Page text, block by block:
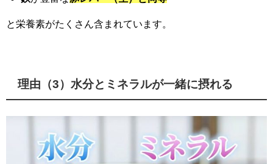
と栄養素がたくさん含まれています。
理由（3）水分とミネラルが一緒に摂れる